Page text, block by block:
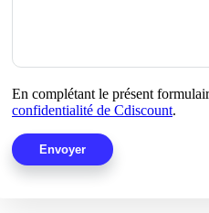
En complétant le présent
confidentialité de Cdiscount.